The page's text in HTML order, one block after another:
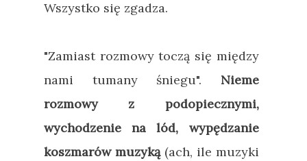
Wszystko się zgadza.
"Zamiast rozmowy toczą się między
nami tumany śniegu". Nieme
rozmowy z podopiecznymi,
wychodzenie na lód, wypędzanie
koszmarów muzyką(ach, ile muzyki